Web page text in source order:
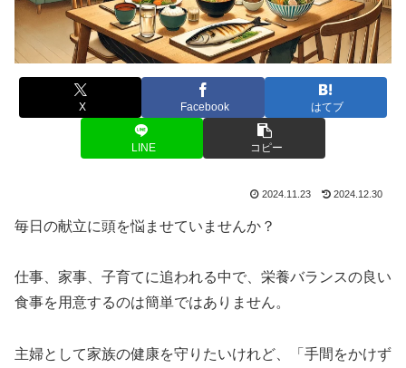
X Facebook はてブ
LINE コピー
2024.11.23 2024.12.30
毎日の献立に頭を悩ませていませんか？
仕事、家事、子育てに追われる中で、栄養バランスの良い
食事を用意するのは簡単ではありません。
主婦として家族の健康を守りたいけれど、「手間をかけず